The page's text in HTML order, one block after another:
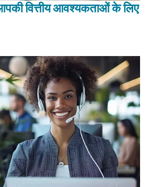
वित्तीय आवश्यकताओं के लिए